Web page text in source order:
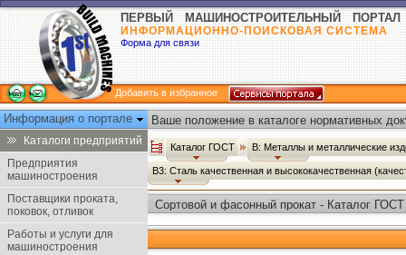
ПЕРВЫЙ МАШИНОСТРОИТЕЛЬНЫЙ ПОРТАЛ
ИНФОРМАЦИОННО-ПОИСКОВАЯ СИСТЕМА
Форма для связи
Добавить в избранное
Информация о портале
Каталоги предприятий
Предприятия
машиностроения
Поставщики проката,
поковок, отливок
Работы и услуги для
машиностроения
Ваше положение в каталоге нормативных
Каталог ГОСТ В: Металлы и металлические
В3: Сталь качественная и высококачественная
Сортовой и фасонный прокат - Каталог ГОСТ